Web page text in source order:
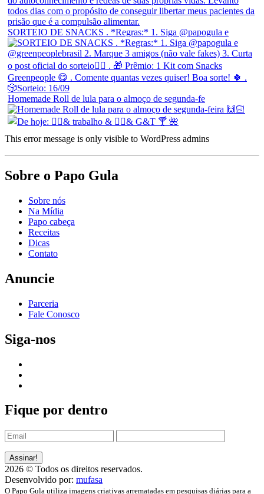
SORTEIO DE SNACKS . *Regras:* 1. Siga @papogula e
Homemade Roll de lula para o almoço de segunda-fe
This error message is only visible to WordPress admins
Sobre o Papo Gula
Sobre nós
Na Mídia
Papo cabeça
Receitas
Dicas
Contato
Anuncie
Parceria
Fale Conosco
Siga-nos
Fique por dentro
2026 © Todos os direitos reservados.
Desenvolvido por: mufasa
O Papo Gula utiliza imagens criativas arrematadas em pesquisas diárias para a